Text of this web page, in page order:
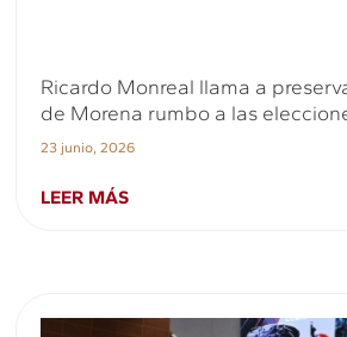
Ricardo Monreal llama a
de Morena rumbo a las
23 junio, 2026
LEER MÁS